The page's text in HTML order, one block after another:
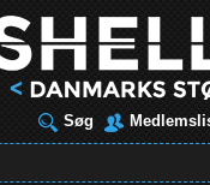
Søg